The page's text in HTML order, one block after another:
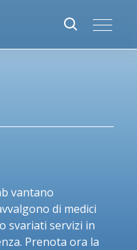
vantano
di medici
svariati servizi in
Prenota ora la